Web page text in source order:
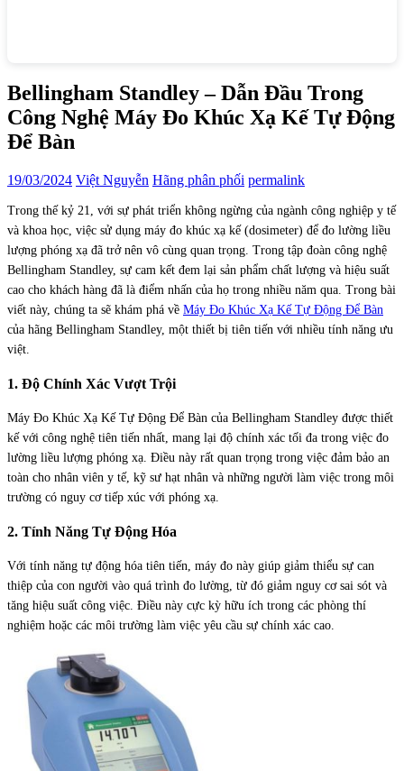
Bellingham Standley – Dẫn Đầu Trong
Công Nghệ Máy Đo Khúc Xạ Kế Tự Động
Để Bàn
19/03/2024 Việt Nguyễn Hãng phân phối permalink
Trong thế kỷ 21, với sự phát triển không ngừng của ngành công nghiệp y tế
và khoa học, việc sử dụng máy đo khúc xạ kế (dosimeter) để đo lường liều
lượng phóng xạ đã trở nên vô cùng quan trọng. Trong tập đoàn công nghệ
Bellingham Standley, sự cam kết đem lại sản phẩm chất lượng và hiệu suất
cao cho khách hàng đã là điểm nhấn của họ trong nhiều năm qua. Trong bài
viết này, chúng ta sẽ khám phá về Máy Đo Khúc Xạ Kế Tự Động Để Bàn
của hãng Bellingham Standley, một thiết bị tiên tiến với nhiều tính năng ưu
việt.
1. Độ Chính Xác Vượt Trội
Máy Đo Khúc Xạ Kế Tự Động Để Bàn của Bellingham Standley được thiết
kế với công nghệ tiên tiến nhất, mang lại độ chính xác tối đa trong việc đo
lường liều lượng phóng xạ. Điều này rất quan trọng trong việc đảm bảo an
toàn cho nhân viên y tế, kỹ sư hạt nhân và những người làm việc trong môi
trường có nguy cơ tiếp xúc với phóng xạ.
2. Tính Năng Tự Động Hóa
Với tính năng tự động hóa tiên tiến, máy đo này giúp giảm thiểu sự can
thiệp của con người vào quá trình đo lường, từ đó giảm nguy cơ sai sót và
tăng hiệu suất công việc. Điều này cực kỳ hữu ích trong các phòng thí
nghiệm hoặc các môi trường làm việc yêu cầu sự chính xác cao.